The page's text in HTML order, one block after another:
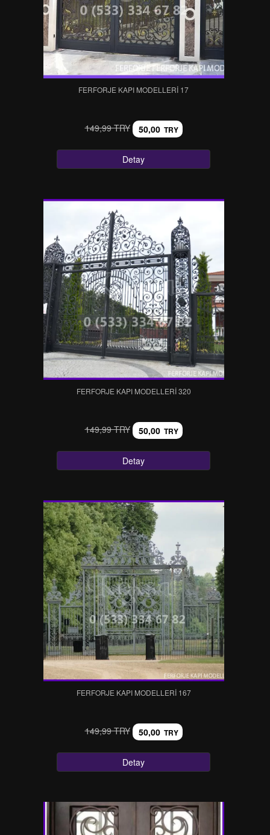
FERFORJE KAPI MODELLERI 17
149,99 TRY 50,00 TRY
Detay
FERFORJE KAPI MODELLERI 320
149,99 TRY 50,00 TRY
Detay
FERFORJE KAPI MODELLERI 167
149,99 TRY 50,00 TRY
Detay